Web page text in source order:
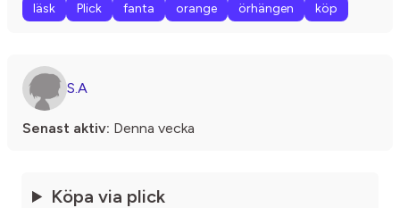
läsk Plick fanta orange örhängen köp
S.A
Senast aktiv: Denna vecka
Köpa via plick